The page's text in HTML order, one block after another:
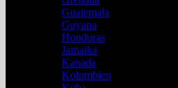
Guatemala
Guyana
Honduras
Jamaika
Kanada
Kolumbien